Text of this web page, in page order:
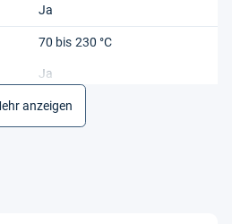
Ja
70 bis 230 °C
Ja
Nein
anzeigen